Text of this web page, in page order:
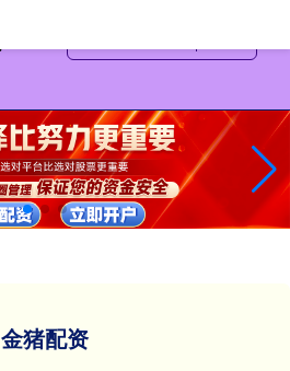
金猪配资